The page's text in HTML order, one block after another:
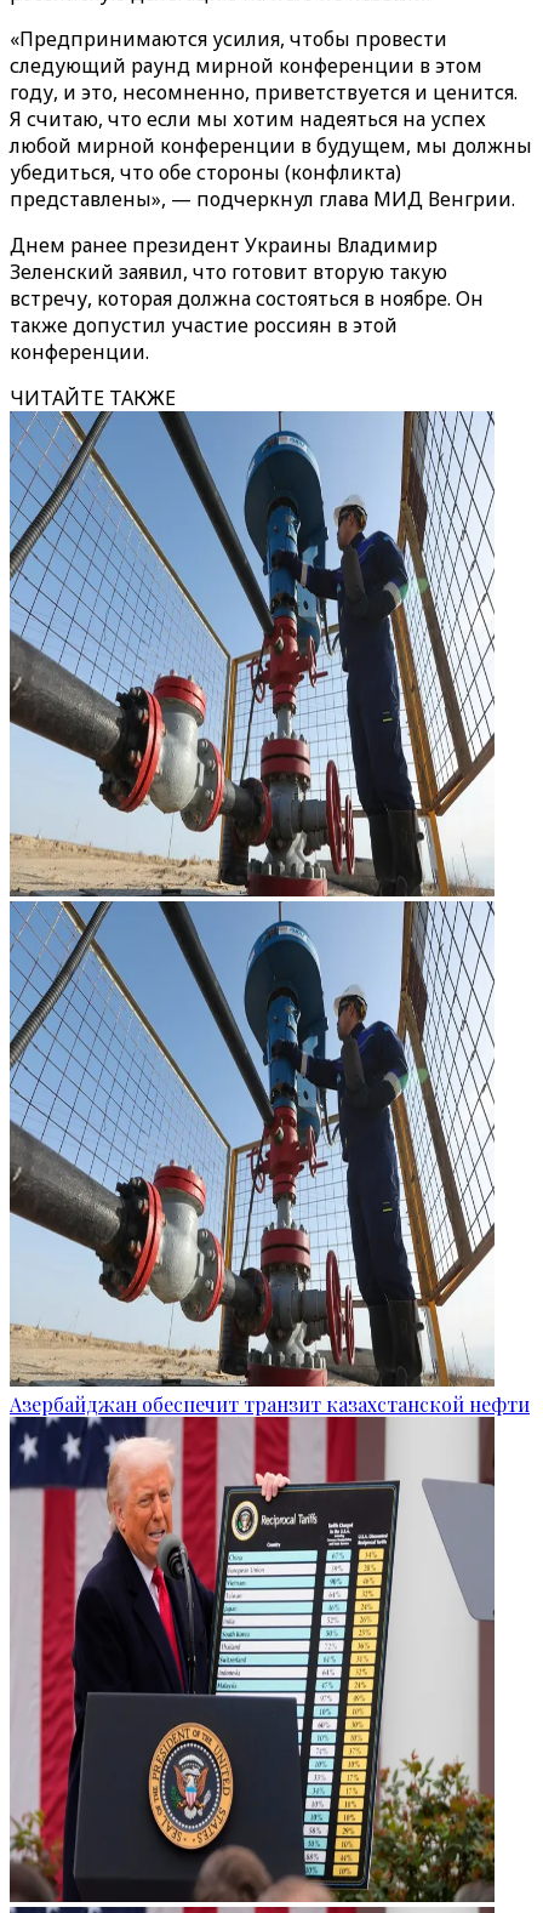
«Предпринимаются усилия, чтобы провести
следующий раунд мирной конференции в этом
году, и это, несомненно, приветствуется и ценится.
Я считаю, что если мы хотим надеяться на успех
любой мирной конференции в будущем, мы должны
убедиться, что обе стороны (конфликта)
представлены», — подчеркнул глава МИД Венгрии.
Днем ранее президент Украины Владимир
Зеленский заявил, что готовит вторую такую
встречу, которая должна состояться в ноябре. Он
также допустил участие россиян в этой
конференции.
ЧИТАЙТЕ ТАКЖЕ
Азербайджан обеспечит транзит казахстанской нефти